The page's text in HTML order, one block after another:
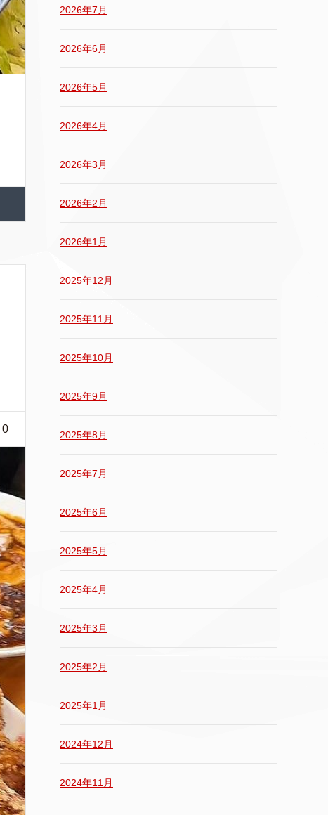
0
2026年7月
2026年6月
2026年5月
2026年4月
2026年3月
2026年2月
2026年1月
2025年12月
2025年11月
2025年10月
2025年9月
2025年8月
2025年7月
2025年6月
2025年5月
2025年4月
2025年3月
2025年2月
2025年1月
2024年12月
2024年11月